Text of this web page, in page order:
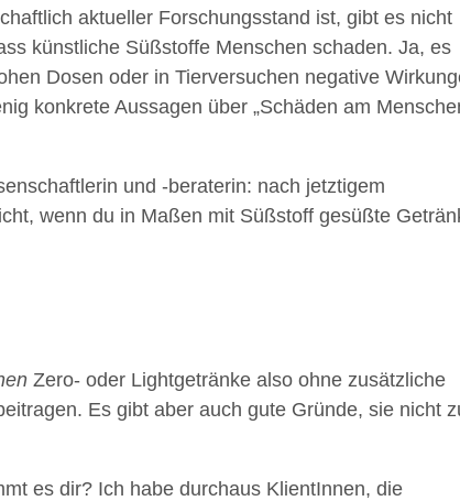
aktueller Forschungsstand ist, gibt es nicht
künstliche Süßstoffe Menschen schaden. Ja, es
Dosen oder in Tierversuchen negative
konkrete Aussagen über „Schäden am
und -beraterin: nach jetztigem
wenn du in Maßen mit Süßstoff gesüßte
Zero- oder Lightgetränke also ohne zusätzliche
Es gibt aber auch gute Gründe, sie nicht
es dir? Ich habe durchaus KlientInnen, die